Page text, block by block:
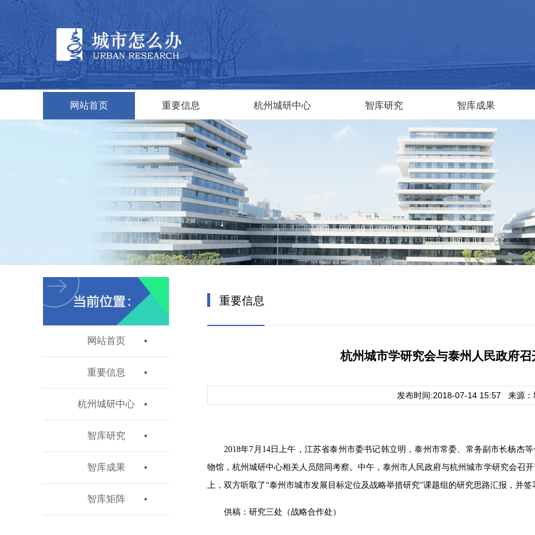
网站首页 重要信息 杭州城研中心 智库研究 智库成果
网站首页
重要信息
杭州城研中心
智库研究
智库成果
智库矩阵
重要信息
杭州城市学研究会与泰州人民政府
发布时间:2018-07-14 15:57 来源：
2018年7月14日上午，江苏省泰州市委书记韩立明，泰州市常委、常务副市长杨杰
物馆，杭州城研中心相关人员陪同考察。中午，泰州市人民政府与杭州城市学研究会召
上，双方听取了“泰州市城市发展目标定位及战略举措研究”课题组的研究思路汇报，并
供稿：研究三处（战略合作处）